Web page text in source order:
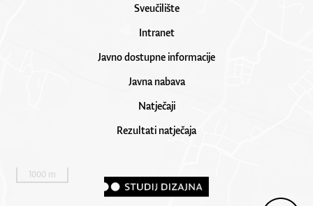
1000 m
Sveučilište
Intranet
Javno dostupne informacije
Javna nabava
Natječaji
Rezultati natječaja